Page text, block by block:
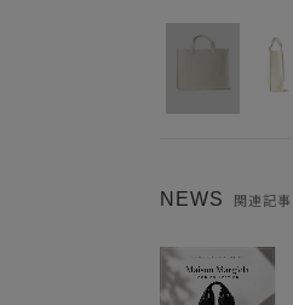
NEWS 関連記事